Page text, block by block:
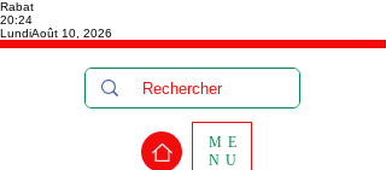
Rabat
20:24
LundiAoût 10, 2026
ME
NU